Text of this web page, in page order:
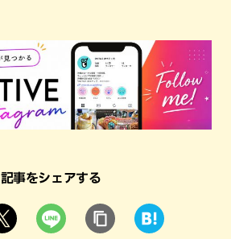
記事をシェアする